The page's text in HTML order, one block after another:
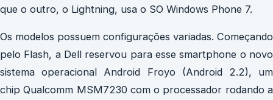
que o outro, o Lightning, usa o SO Windows Phone 7.
Os modelos possuem configurações variadas. Começando
pelo Flash, a Dell reservou para esse smartphone o novo
sistema operacional Android Froyo (Android 2.2), um
chip Qualcomm MSM7230 com o processador rodando a